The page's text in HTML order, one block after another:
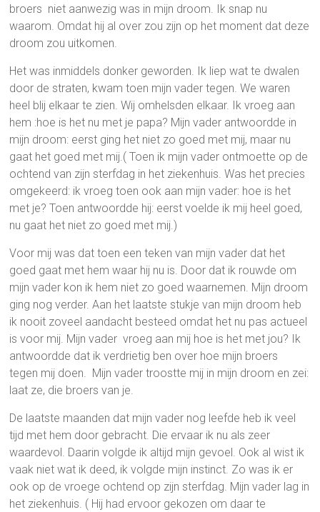
broers niet aanwezig was in mijn droom. Ik snap nu
waarom. Omdat hij al over zou zijn op het moment dat deze
droom zou uitkomen.
Het was inmiddels donker geworden. Ik liep wat te dwalen
door de straten, kwam toen mijn vader tegen. We waren
heel blij elkaar te zien. Wij omhelsden elkaar. Ik vroeg aan
hem :hoe is het nu met je papa? Mijn vader antwoordde in
mijn droom: eerst ging het niet zo goed met mij, maar nu
gaat het goed met mij.( Toen ik mijn vader ontmoette op de
ochtend van zijn sterfdag in het ziekenhuis. Was het precies
omgekeerd: ik vroeg toen ook aan mijn vader: hoe is het
met je? Toen antwoordde hij: eerst voelde ik mij heel goed,
nu gaat het niet zo goed met mij.)
Voor mij was dat toen een teken van mijn vader dat het
goed gaat met hem waar hij nu is. Door dat ik rouwde om
mijn vader kon ik hem niet zo goed waarnemen. Mijn droom
ging nog verder. Aan het laatste stukje van mijn droom heb
ik nooit zoveel aandacht besteed omdat het nu pas actueel
is voor mij. Mijn vader vroeg aan mij hoe is het met jou? Ik
antwoordde dat ik verdrietig ben over hoe mijn broers
tegen mij doen. Mijn vader troostte mij in mijn droom en zei:
laat ze, die broers van je.
De laatste maanden dat mijn vader nog leefde heb ik veel
tijd met hem door gebracht. Die ervaar ik nu als zeer
waardevol. Daarin volgde ik altijd mijn gevoel. Ook al wist ik
vaak niet wat ik deed, ik volgde mijn instinct. Zo was ik er
ook op de vroege ochtend op zijn sterfdag. Mijn vader lag in
het ziekenhuis. ( Hij had ervoor gekozen om daar te